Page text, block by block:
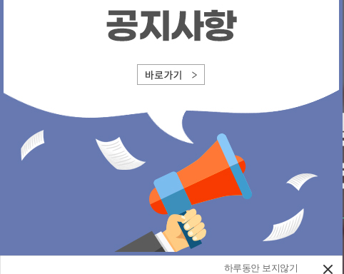
의료진소개
교통사고 클리닉
교통사고 클리닉
공지사항
온라인상담
비급여안내
하루동안 보지않기